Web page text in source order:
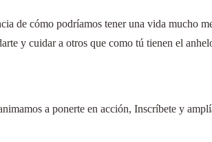
de cómo podríamos tener una vida mucho
y cuidar a otros que como tú tienen el
a ponerte en acción, Inscríbete y